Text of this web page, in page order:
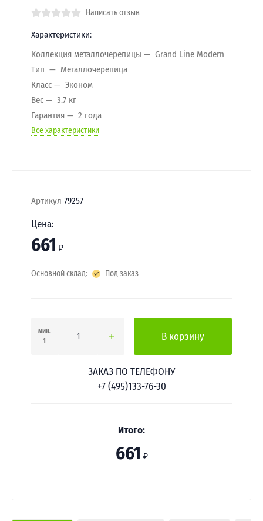
Написать отзыв
Характеристики:
Коллекция металлочерепицы
Grand Line Modern
Тип
Металлочерепица
Класс
Эконом
Вес
3.7 кг
Гарантия
2 года
Все характеристики
Артикул 79257
Цена:
661 ₽
Основной склад: Под заказ
мин.
1
В корзину
ЗАКАЗ ПО ТЕЛЕФОНУ
+7 (495)133-76-30
Итого:
661 ₽